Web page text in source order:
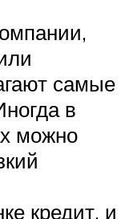
самые
в
можно
кредит, и